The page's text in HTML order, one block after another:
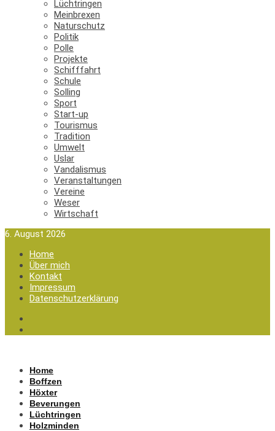
Lüchtringen
Meinbrexen
Naturschutz
Politik
Polle
Projekte
Schifffahrt
Schule
Solling
Sport
Start-up
Tourismus
Tradition
Umwelt
Uslar
Vandalismus
Veranstaltungen
Vereine
Weser
Wirtschaft
6. August 2026
Home
Über mich
Kontakt
Impressum
Datenschutzerklärung
Home
Boffzen
Höxter
Beverungen
Lüchtringen
Holzminden